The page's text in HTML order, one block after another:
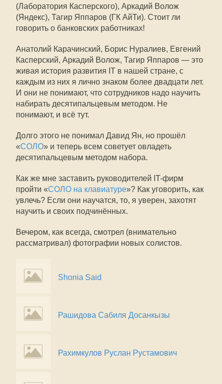
(Лаборатория Касперского), Аркадий Волож
(Яндекс), Тагир Яппаров (ГК АйТи). Стоит ли
говорить о банковских работниках!
Анатолий Карачинский, Борис Нуралиев, Евгений
Касперский, Аркадий Волож, Тагир Яппаров — это
живая история развития IT в нашей стране, с
каждым из них я лично знаком более двадцати лет.
И они не понимают, что сотрудников надо научить
набирать десятипальцевым методом. Не
понимают, и всё тут.
Долго этого не понимал Давид Ян, но прошёл
«СОЛО» и теперь всем советует овладеть
десятипальцевым методом набора.
Как же мне заставить руководителей IT-фирм
пройти «СОЛО на клавиатуре»? Как уговорить, как
увлечь? Если они научатся, то, я уверен, захотят
научить и своих подчинённых.
Вечером, как всегда, смотрел (внимательно
рассматривал) фотографии новых солистов.
Shonia Said
Рашидова Сабиля Досанкызы
Рахимкулов Руслан Рустамович